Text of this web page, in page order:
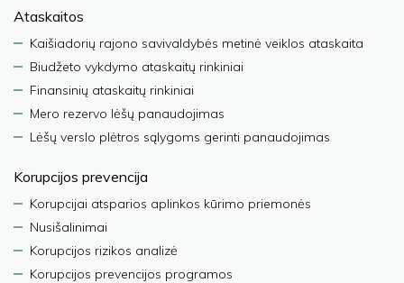
Ataskaitos
Kaišiadorių rajono savivaldybės metinė veiklos ataskaita
Biudžeto vykdymo ataskaitų rinkiniai
Finansinių ataskaitų rinkiniai
Mero rezervo lėšų panaudojimas
Lėšų verslo plėtros sąlygoms gerinti panaudojimas
Korupcijos prevencija
Korupcijai atsparios aplinkos kūrimo priemonės
Nusišalinimai
Korupcijos rizikos analizė
Korupcijos prevencijos programos